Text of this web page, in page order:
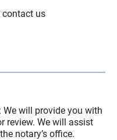
contact us
We will provide you with
review. We will assist
notary’s office.